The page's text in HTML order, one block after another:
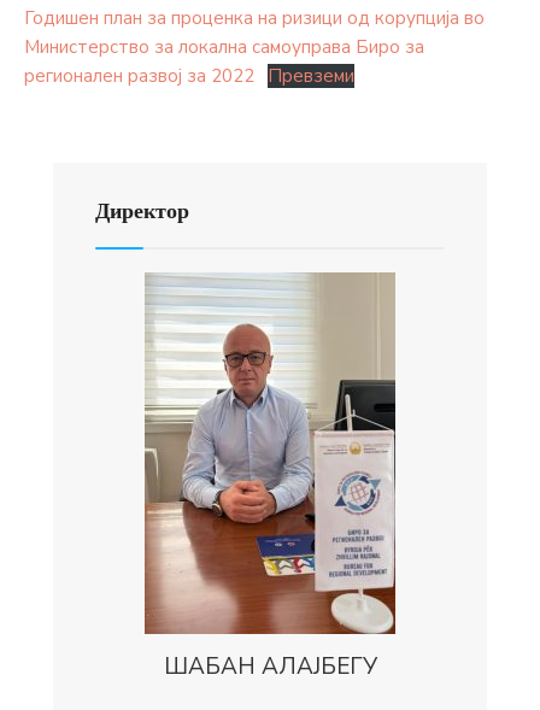
Годишен план за проценка на ризици од корупција во
Министерство за локална самоуправа Биро за
регионален развој за 2022 Превземи
Директор
ШАБАН АЛАЈБЕГУ